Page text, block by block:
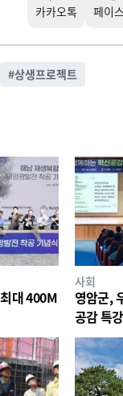
카카오톡 페이
#상생프로젝트
대 400M
사회
영암군,
공감 특
유